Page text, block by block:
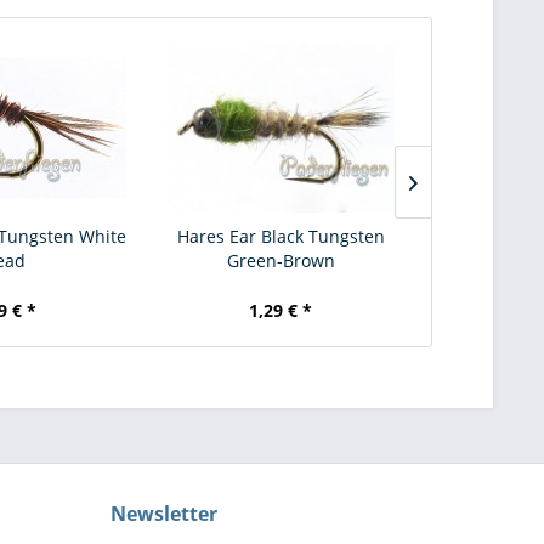
White
€ *
Hares Ear Black Tungsten
Green-Brown
1,29 € *
Newsletter